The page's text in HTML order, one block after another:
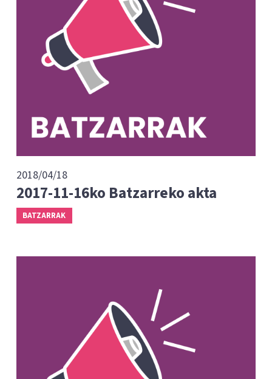
2018/04/18
2017-11-16ko Batzarreko akta
BATZARRAK